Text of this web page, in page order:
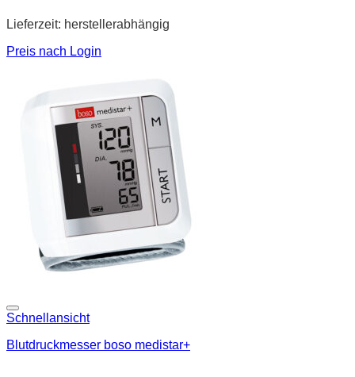
Lieferzeit: herstellerabhängig
Preis nach Login
Schnellansicht
Blutdruckmesser boso medistar+